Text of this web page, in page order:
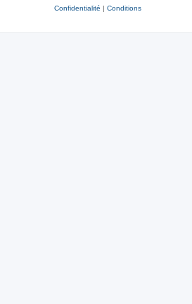
Confidentialité | Conditions